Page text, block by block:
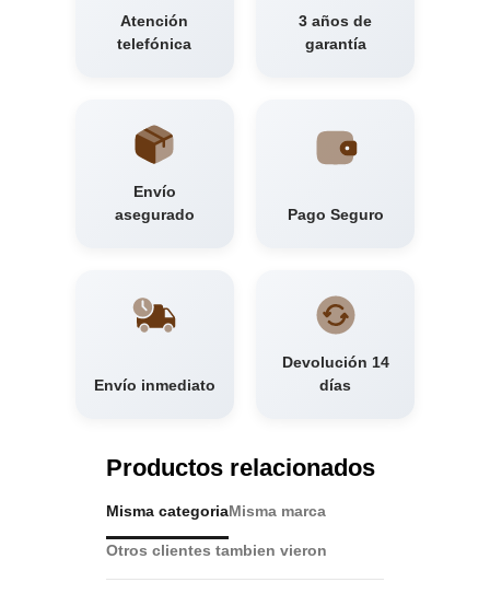
Atención
telefónica
3 años de
garantía
Envío
asegurado
Pago Seguro
Envío inmediato
Devolución 14
días
Productos relacionados
Misma categoriaMisma marca
Otros clientes tambien vieron